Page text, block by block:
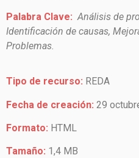
Palabra Clave: Análisis de
Identificación de causas,
Problemas.
Tipo de recurso: REDA
Fecha de creación: 29
Formato: HTML
Tamaño: 1,4 MB